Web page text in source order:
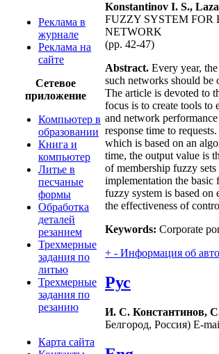
Реклама в
журнале
Реклама на
сайте
Сетевое
приложение
Компьютер в
образовании
Книга и
компьютер
Литье в
песчаные
формы
Обработка
деталей
резанием
Трехмерные
задания по
литью
Трехмерные
задания по
резанию
Карта сайта
Konstantinov I. S.,
FUZZY SYSTEM FOR
NETWORK
(pp. 42-47)
Abstract. Every year,
such networks should be
The article is devoted to
focus is to create tools to
and network
response time to
which is based on an
time, the output value is
of membership fuzzy
implementation the basic
fuzzy system is based on
the effectiveness of
Keywords: Corporate
+ - Информация об
Рус
И. С. Константинов,
Белгород, Россия) E-